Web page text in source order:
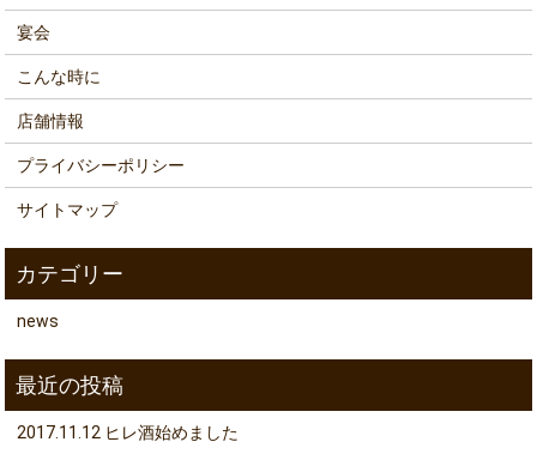
宴会
こんな時に
店舗情報
プライバシーポリシー
サイトマップ
news
2017.11.12 ヒレ酒始めました